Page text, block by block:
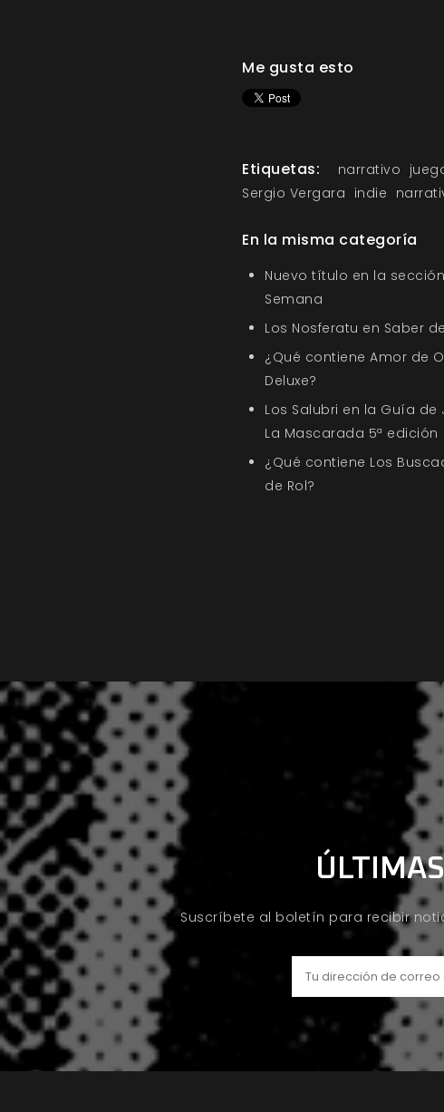
Me gusta esto
Etiquetas: narrativo
Sergio Vergara indie
En la misma categoría
Nuevo título en la
Semana
Los Nosferatu en Saber
¿Qué contiene Amor de
Deluxe?
Los Salubri en la Guía
La Mascarada 5ª edición
¿Qué contiene Los
de Rol?
Suscríbete al boletín para recibir